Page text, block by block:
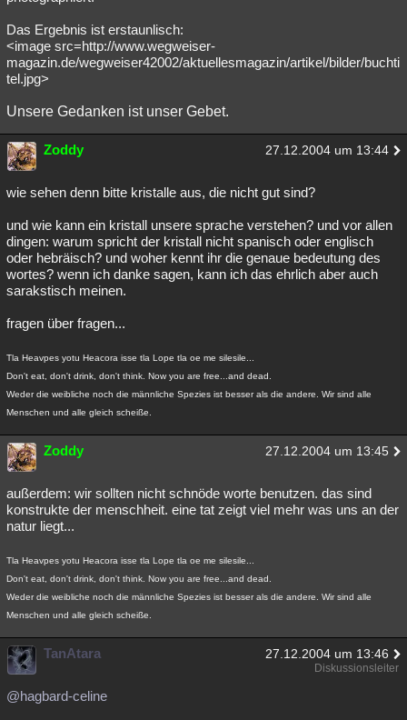
Das Ergebnis ist erstaunlisch:
<image src=http://www.wegweiser-
magazin.de/wegweiser42002/aktuellesmagazin/artikel/bilder/buchti
tel.jpg>
Unsere Gedanken ist unser Gebet.
Zoddy 27.12.2004 um 13:44
wie sehen denn bitte kristalle aus, die nicht gut sind?
und wie kann ein kristall unsere sprache verstehen? und vor allen
dingen: warum spricht der kristall nicht spanisch oder englisch
oder hebräisch? und woher kennt ihr die genaue bedeutung des
wortes? wenn ich danke sagen, kann ich das ehrlich aber auch
sarakstisch meinen.
fragen über fragen...
Tla Heavpes yotu Heacora isse tla Lope tla oe me silesile...
Don't eat, don't drink, don't think. Now you are free...and dead.
Weder die weibliche noch die männliche Spezies ist besser als die andere. Wir sind alle
Menschen und alle gleich scheiße.
Zoddy 27.12.2004 um 13:45
außerdem: wir sollten nicht schnöde worte benutzen. das sind
konstrukte der menschheit. eine tat zeigt viel mehr was uns an der
natur liegt...
Tla Heavpes yotu Heacora isse tla Lope tla oe me silesile...
Don't eat, don't drink, don't think. Now you are free...and dead.
Weder die weibliche noch die männliche Spezies ist besser als die andere. Wir sind alle
Menschen und alle gleich scheiße.
TanAtara 27.12.2004 um 13:46
Diskussionsleiter
@hagbard-celine